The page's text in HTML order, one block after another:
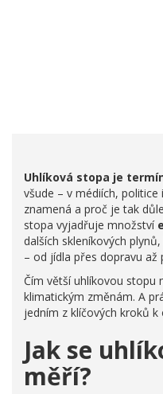
Uhlíková stopa je
všude – v médiích,
znamená a proč je tak
stopa vyjadřuje množství
dalších skleníkových
– od jídla přes dopravu až
Čím větší uhlíkovou stopu
klimatickým změnám. A
jedním z klíčových kroků
Jak se
měří?